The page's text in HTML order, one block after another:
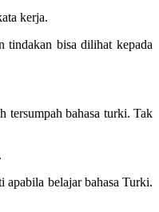
kerja.
tindakan bisa dilihat kepada
tersumpah bahasa turki. Tak
apabila belajar bahasa Turki.